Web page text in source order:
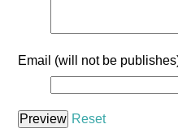
Email (will not be
Reset